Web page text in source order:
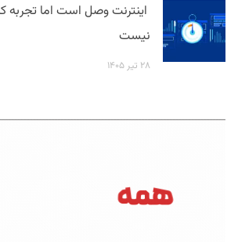
اینترنت وصل است اما تجربه
نیست
۲۸ تیر ۱۴۰۵